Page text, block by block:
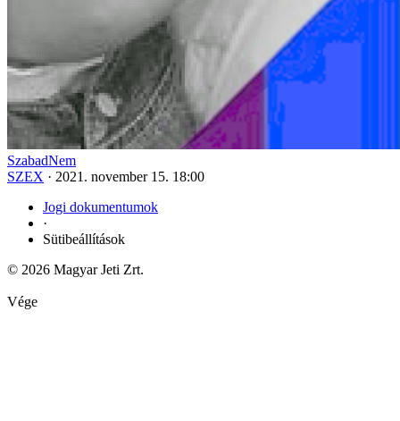
SzabadNem
SZEX · 2021. november 15. 18:00
Jogi dokumentumok
·
Sütibeállítások
© 2026 Magyar Jeti Zrt.
Vége